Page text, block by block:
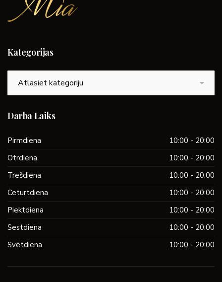
Kategorijas
Darba Laiks
Pirmdiena
10:00 - 20:00
Otrdiena
10:00 - 20:00
Trešdiena
10:00 - 20:00
Ceturtdiena
10:00 - 20:00
Piektdiena
10:00 - 20:00
Sestdiena
10:00 - 20:00
Svētdiena
10:00 - 20:00